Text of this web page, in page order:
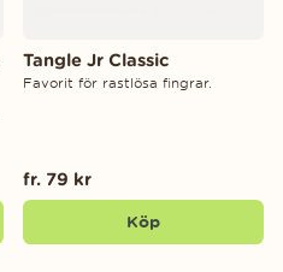
Tangle Jr Classic
Favorit för rastlösa fingrar.
fr. 79 kr
Köp